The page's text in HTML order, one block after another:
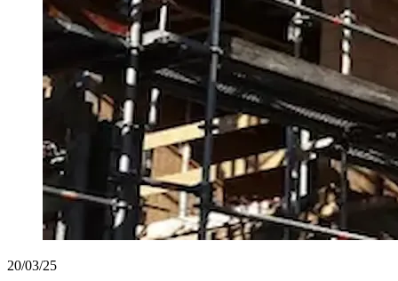
20/03/25